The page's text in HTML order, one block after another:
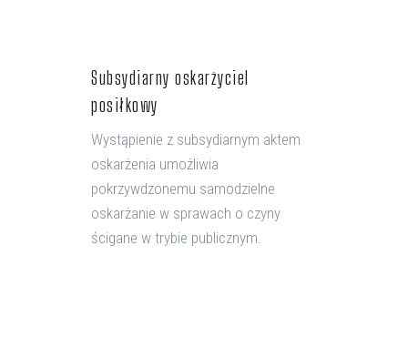
Subsydiarny oskarżyciel
posiłkowy
Wystąpienie z subsydiarnym aktem
oskarżenia umożliwia
pokrzywdzonemu samodzielne
oskarżanie w sprawach o czyny
ścigane w trybie publicznym.